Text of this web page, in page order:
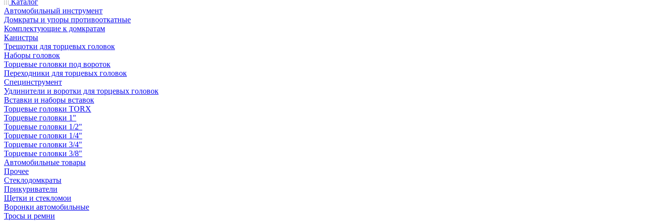
Каталог
Автомобильный инструмент
Домкраты и упоры противооткатные
Комплектующие к домкратам
Канистры
Трещотки для торцевых головок
Наборы головок
Торцевые головки под вороток
Переходники для торцевых головок
Специнструмент
Удлинители и воротки для торцевых головок
Вставки и наборы вставок
Торцевые головки TORX
Торцевые головки 1"
Торцевые головки 1/2"
Торцевые головки 1/4"
Торцевые головки 3/4"
Торцевые головки 3/8"
Автомобильные товары
Прочее
Стеклодомкраты
Прикуриватели
Щетки и стекломои
Воронки автомобильные
Тросы и ремни